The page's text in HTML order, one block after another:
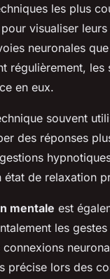
les plus
visualiser
neuronales
régulièrement,
en eux.
souvent
des réponses
état de relaxation
mentale est
les
précise lors des